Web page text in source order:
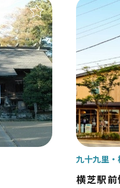
東葛飾
野田
柏市
流山
我孫
鎌ケ
横芝駅
九十九里